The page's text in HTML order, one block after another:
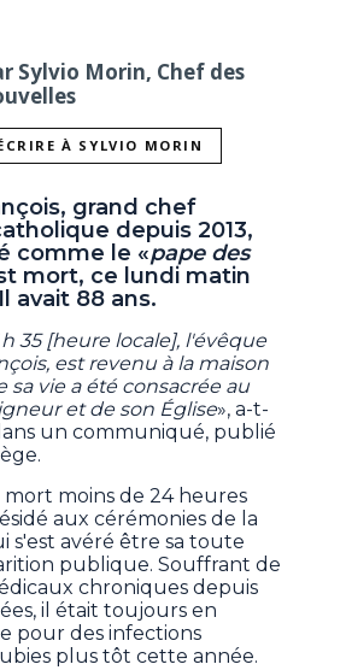
Sylvio Morin, Chef des
À SYLVIO MORIN
grand chef
depuis 2013,
comme le «pape des
mort, ce lundi matin
avait 88 ans.
35 [heure locale], l'évêque
est revenu à la maison
sa vie a été consacrée au
et de son Église», a-t-
un communiqué, publié
moins de 24 heures
aux cérémonies de la
s'est avéré être sa toute
publique. Souffrant de
chroniques depuis
il était toujours en
pour des infections
plus tôt cette année.